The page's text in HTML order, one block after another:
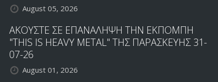
August 05, 2026
ΑΚΟΥΣΤΕ ΣΕ ΕΠΑΝΑΛΗΨΗ ΤΗΝ ΕΚΠΟΜΠΗ
"THIS IS HEAVY METAL" ΤΗΣ ΠΑΡΑΣΚΕΥΗΣ 31-
07-26
August 01, 2026